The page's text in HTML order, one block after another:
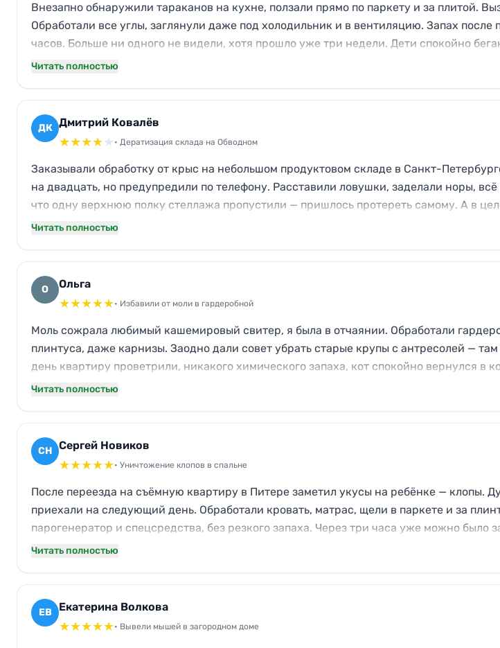
Внезапно обнаружили тараканов на кухне, ползали прямо по паркету и за плитой.
Обработали все углы, заглянули даже под холодильник и в вентиляцию. Запах после
часов. Больше ни одного не видели, хотя прошло уже три недели. Дети спокойно
выдохнула. Технология с холодным туманом реально работает, никаких мокрых
Читать полностью
ДК Дмитрий Ковалёв
★★★★★ • Дератизация склада на Обводном
Заказывали обработку от крыс на небольшом продуктовом складе в Санкт-
на двадцать, но предупредили по телефону. Расставили ловушки, заделали норы,
что одну верхнюю полку стеллажа пропустили — пришлось протереть самому. А в
ушёл. Цена адекватная, договор и гарантия на три месяца — это внушает доверие.
Читать полностью
О Ольга
★★★★★• Избавили от моли в гардеробной
Моль сожрала любимый кашемировый свитер, я была в отчаянии. Обработали
плинтуса, даже карнизы. Заодно дали совет убрать старые крупы с антресолей —
день квартиру проветрили, никакого химического запаха, кот спокойно вернулся в
больше не летают. Очень тщательно всё сделали, даже за ковром пропылесосили.
Читать полностью
СН Сергей Новиков
★★★★★• Уничтожение клопов в спальне
После переезда на съёмную квартиру в Питере заметил укусы на ребёнке — клопы.
приехали на следующий день. Обработали кровать, матрас, щели в паркете и за
парогенератор и спецсредства, без резкого запаха. Через три часа уже можно было
одного укуса. Навели порядок так, что даже старая мебель стала выглядеть
Читать полностью
ЕВ Екатерина Волкова
★★★★★• Вывели мышей в загородном доме